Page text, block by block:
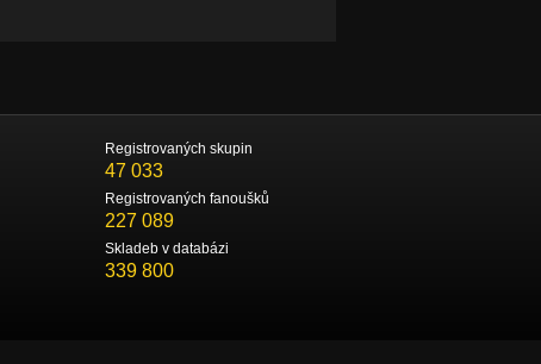
Registrovaných skupin
47 033
Registrovaných fanoušků
227 089
Skladeb v databázi
339 800